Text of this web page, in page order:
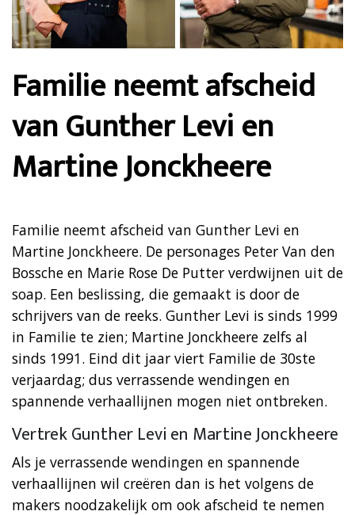
Familie neemt afscheid
van Gunther Levi en
Martine Jonckheere
Familie neemt afscheid van Gunther Levi en
Martine Jonckheere. De personages Peter Van den
Bossche en Marie Rose De Putter verdwijnen uit de
soap. Een beslissing, die gemaakt is door de
schrijvers van de reeks. Gunther Levi is sinds 1999
in Familie te zien; Martine Jonckheere zelfs al
sinds 1991. Eind dit jaar viert Familie de 30ste
verjaardag; dus verrassende wendingen en
spannende verhaallijnen mogen niet ontbreken.
Vertrek Gunther Levi en Martine Jonckheere
Als je verrassende wendingen en spannende
verhaallijnen wil creëren dan is het volgens de
makers noodzakelijk om ook afscheid te nemen